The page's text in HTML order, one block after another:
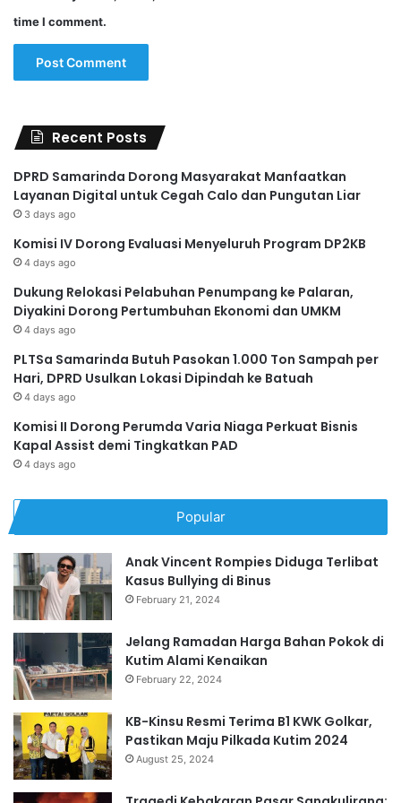
time I comment.
Recent Posts
DPRD Samarinda Dorong Masyarakat Manfaatkan
Layanan Digital untuk Cegah Calo dan Pungutan Liar
3 days ago
Komisi IV Dorong Evaluasi Menyeluruh Program DP2KB
4 days ago
Dukung Relokasi Pelabuhan Penumpang ke Palaran,
Diyakini Dorong Pertumbuhan Ekonomi dan UMKM
4 days ago
PLTSa Samarinda Butuh Pasokan 1.000 Ton Sampah per
Hari, DPRD Usulkan Lokasi Dipindah ke Batuah
4 days ago
Komisi II Dorong Perumda Varia Niaga Perkuat Bisnis
Kapal Assist demi Tingkatkan PAD
4 days ago
Popular
Anak Vincent Rompies Diduga Terlibat
Kasus Bullying di Binus
February 21, 2024
Jelang Ramadan Harga Bahan Pokok di
Kutim Alami Kenaikan
February 22, 2024
KB-Kinsu Resmi Terima B1 KWK Golkar,
Pastikan Maju Pilkada Kutim 2024
August 25, 2024